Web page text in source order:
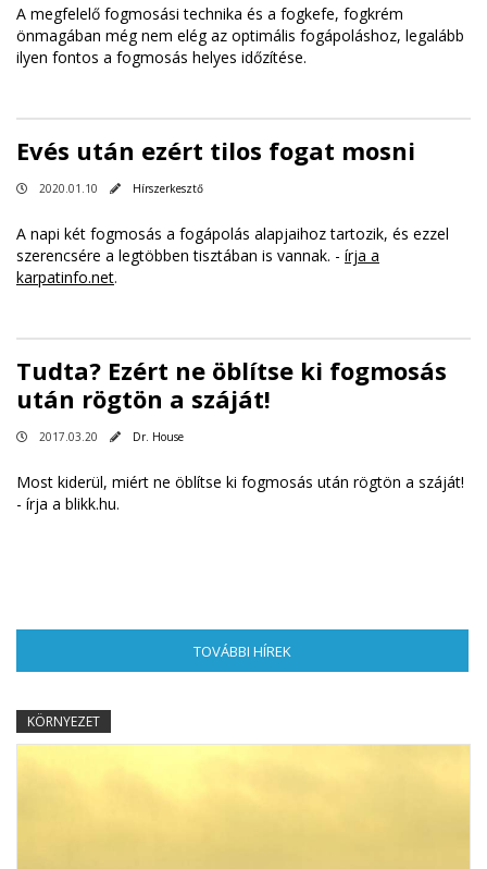
A megfelelő fogmosási technika és a fogkefe, fogkrém
önmagában még nem elég az optimális fogápoláshoz, legalább
ilyen fontos a fogmosás helyes időzítése.
Evés után ezért tilos fogat mosni
2020.01.10 Hírszerkesztő
A napi két fogmosás a fogápolás alapjaihoz tartozik, és ezzel
szerencsére a legtöbben tisztában is vannak. - írja a
karpatinfo.net.
Tudta? Ezért ne öblítse ki fogmosás
után rögtön a száját!
2017.03.20 Dr. House
Most kiderül, miért ne öblítse ki fogmosás után rögtön a száját!
- írja a blikk.hu.
TOVÁBBI HÍREK
KÖRNYEZET